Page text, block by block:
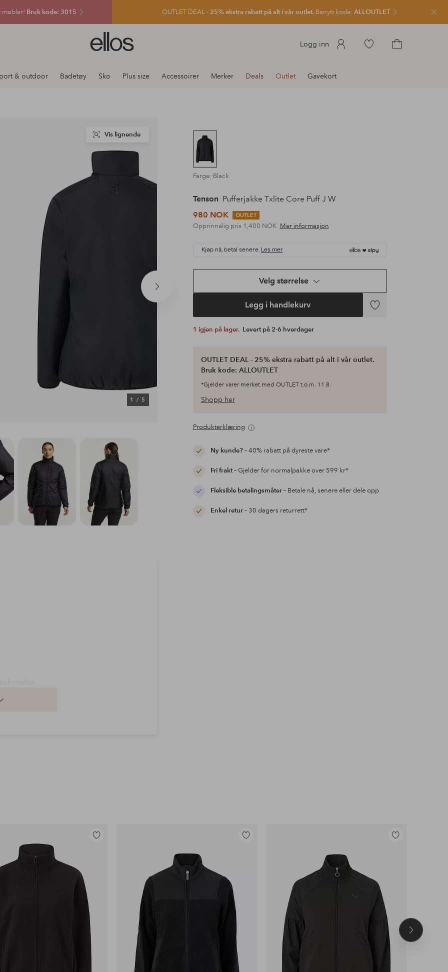
møbler! Bruk kode: 3015 OUTLET DEAL - 25% ekstra rabatt på alt i vår outlet. Benytt kode: ALLOUTLET Lukk
Ellos
logo
gå
Logg inn
Gå
& outdoor Badetøy Sko Plus size Accessoirer Merker Deals Outlet Gavekort
Neste
produkt
1/ 5
Vis lignende
Farge: Black
Tenson Pufferjakke Txlite Core Puff J W
980 NOK
OUTLET
Opprinnelig pris 1,400 NOK Mer informasjon
Kjøp nå, betal senere. Les mer
Velg størrelse
Legg i handlekurv
Legg
1 igjen på lager. Levert på 2-6 hverdager
OUTLET DEAL - 25% ekstra rabatt på alt i vår outlet.
Bruk kode: ALLOUTLET
*Gjelder varer merket med OUTLET t.o.m. 11.8.
Shopp her
Produkterklæring
Ny kunde?– 40% rabatt på dyreste vare*
Fri frakt– Gjelder for normalpakke over 599 kr*
Fleksible betalingsmåter– Betale nå, senere eller dele opp
Enkel retur– 30 dagers returrett*
Legg
Legg
Legg
Neste